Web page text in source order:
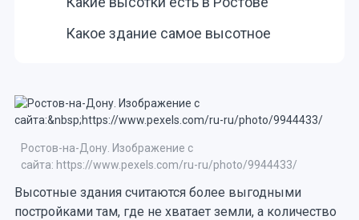
Какое здание самое высотное
Ростов-на-Дону. Изображение с
сайта: https://www.pexels.com/ru-ru/photo/9944433/
Высотные здания считаются более выгодными
постройками там, где не хватает земли, а количество